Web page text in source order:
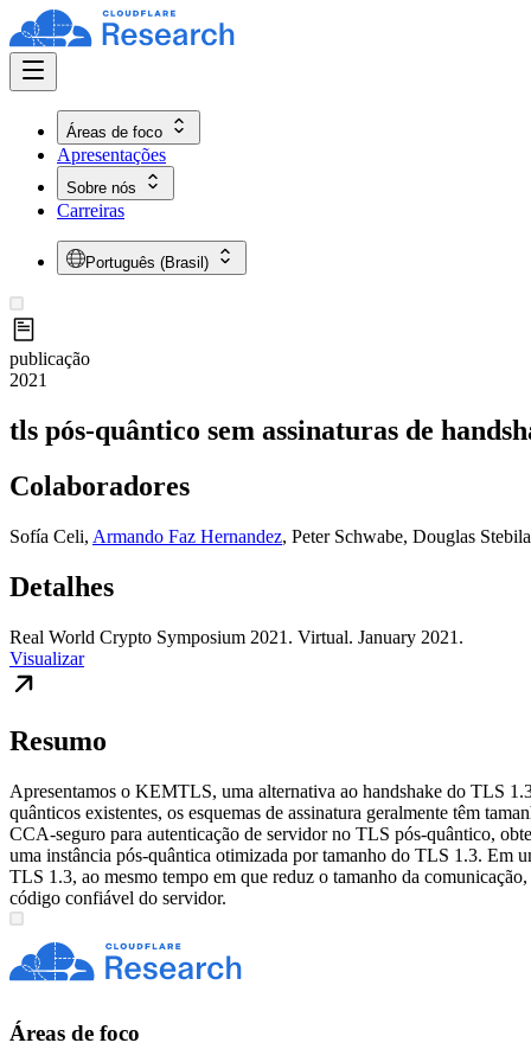
Áreas de foco
Apresentações
Sobre nós
Carreiras
Português (Brasil)
publicação
2021
tls pós-quântico sem assinaturas de
Colaboradores
Sofía Celi, Armando Faz Hernandez, Peter Schwabe, Douglas Stebila
Detalhes
Real World Crypto Symposium 2021. Virtual. January 2021.
Visualizar
Resumo
Apresentamos o KEMTLS, uma alternativa ao handshake do TLS
quânticos existentes, os esquemas de assinatura geralmente têm
CCA-seguro para autenticação de servidor no TLS pós-quântico,
uma instância pós-quântica otimizada por tamanho do TLS 1.3. Em
TLS 1.3, ao mesmo tempo em que reduz o tamanho da
código confiável do servidor.
Áreas de foco